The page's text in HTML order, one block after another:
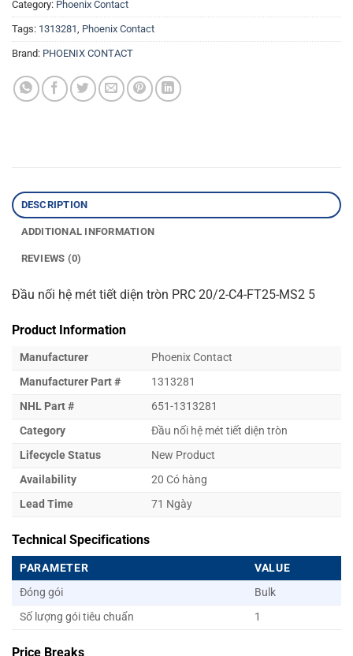
Category: Phoenix Contact
Tags: 1313281 Phoenix Contact
Brand: PHOENIX CONTACT
DESCRIPTION
ADDITIONAL INFORMATION
REVIEWS (0)
Đầu nối hệ mét tiết diện tròn PRC 20/2-C4-FT25-MS2 5
Product Information
Manufacturer
Phoenix Contact
Manufacturer Part #
1313281
NHL Part #
651-1313281
Category
Đầu nối hệ mét tiết diện tròn
Lifecycle Status
New Product
Availability
20 Có hàng
Lead Time
71 Ngày
Technical Specifications
PARAMETER
VALUE
Đóng gói
Bulk
Số lượng gói tiêu chuẩn
1
Price Breaks